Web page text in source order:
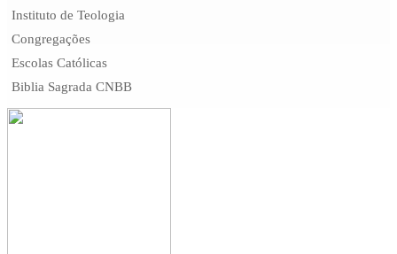
Instituto de Teologia
Congregações
Escolas Católicas
Biblia Sagrada CNBB